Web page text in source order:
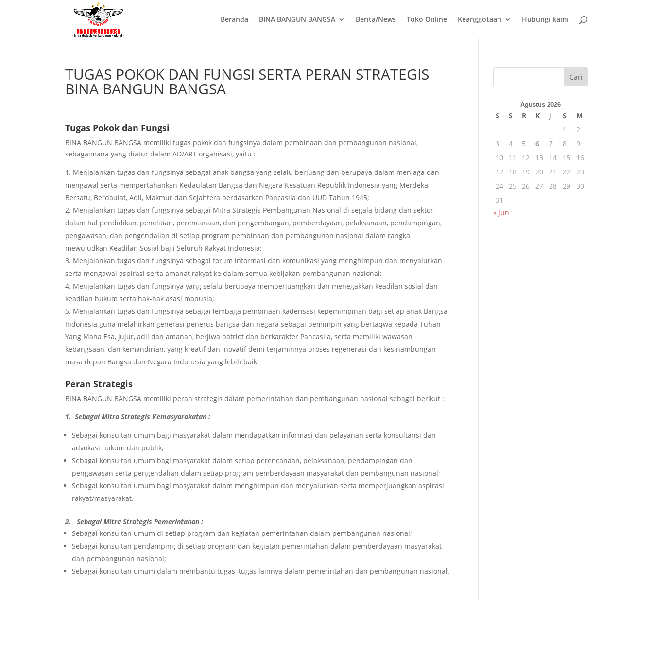
Beranda BINA BANGUN BANGSA Berita/News Toko Online Keanggotaan Hubungi kami
TUGAS POKOK DAN FUNGSI SERTA PERAN STRATEGIS
BINA BANGUN BANGSA
Tugas Pokok dan Fungsi
BINA BANGUN BANGSA memiliki tugas pokok dan fungsinya dalam pembinaan dan pembangunan nasional,
sebagaimana yang diatur dalam AD/ART organisasi, yaitu :
Menjalankan tugas dan fungsinya sebagai anak bangsa yang selalu berjuang dan berupaya dalam menjaga dan
mengawal serta mempertahankan Kedaulatan Bangsa dan Negara Kesatuan Republik Indonesia yang Merdeka,
Bersatu, Berdaulat, Adil, Makmur dan Sejahtera berdasarkan Pancasila dan UUD Tahun 1945;
Menjalankan tugas dan fungsinya sebagai Mitra Strategis Pembangunan Nasional di segala bidang dan sektor,
dalam hal pendidikan, penelitian, perencanaan, dan pengembangan, pemberdayaan, pelaksanaan, pendampingan,
pengawasan, dan pengendalian di setiap program pembinaan dan pembangunan nasional dalam rangka
mewujudkan Keadilan Sosial bagi Seluruh Rakyat Indonesia;
Menjalankan tugas dan fungsinya sebagai forum informasi dan komunikasi yang menghimpun dan menyalurkan
serta mengawal aspirasi serta amanat rakyat ke dalam semua kebijakan pembangunan nasional;
Menjalankan tugas dan fungsinya yang selalu berupaya memperjuangkan dan menegakkan keadilan sosial dan
keadilan hukum serta hak-hak asasi manusia;
Menjalankan tugas dan fungsinya sebagai lembaga pembinaan kaderisasi kepemimpinan bagi setiap anak Bangsa
Indonesia guna melahirkan generasi penerus bangsa dan negara sebagai pemimpin yang bertaqwa kepada Tuhan
Yang Maha Esa, jujur, adil dan amanah, berjiwa patriot dan berkarakter Pancasila, serta memiliki wawasan
kebangsaan, dan kemandirian, yang kreatif dan inovatif demi terjaminnya proses regenerasi dan kesinambungan
masa depan Bangsa dan Negara Indonesia yang lebih baik.
Peran Strategis
BINA BANGUN BANGSA memiliki peran strategis dalam pemerintahan dan pembangunan nasional sebagai berikut :
1. Sebagai Mitra Strategis Kemasyarakatan :
Sebagai konsultan umum bagi masyarakat dalam mendapatkan informasi dan pelayanan serta konsultansi dan
advokasi hukum dan publik;
Sebagai konsultan umum bagi masyarakat dalam setiap perencanaan, pelaksanaan, pendampingan dan
pengawasan serta pengendalian dalam setiap program pemberdayaan masyarakat dan pembangunan nasional;
Sebagai konsultan umum bagi masyarakat dalam menghimpun dan menyalurkan serta memperjuangkan aspirasi
rakyat/masyarakat.
2. Sebagai Mitra Strategis Pemerintahan :
Sebagai konsultan umum di setiap program dan kegiatan pemerintahan dalam pembangunan nasional;
Sebagai konsultan pendamping di setiap program dan kegiatan pemerintahan dalam pemberdayaan masyarakat
dan pembangunan nasional;
Sebagai konsultan umum dalam membantu tugas–tugas lainnya dalam pemerintahan dan pembangunan nasional.
Cari
Agustus 2026
S S R K J S
M
1
2
3
4 5 6 7 8
9
10
11 12 13 14 15
16
17
18 19 20 21 22
23
24 25 26 27 28 29
30
31
« Jun